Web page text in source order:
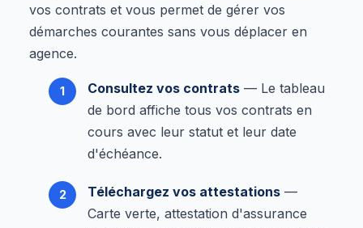
vos contrats et vous permet de gérer vos
démarches courantes sans vous déplacer en
agence.
Consultez vos contrats — Le tableau
de bord affiche tous vos contrats en
cours avec leur statut et leur date
d'échéance.
Téléchargez vos attestations —
Carte verte, attestation d'assurance